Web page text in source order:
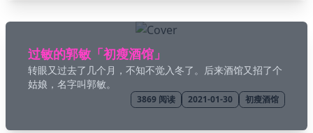
💼 Business
💊 Acid
过敏的郭敏「初瘦酒馆」
转眼又过去了几个月，不知不觉入冬了。后来酒馆又招了个
姑娘，名字叫郭敏。
3869 阅读 2021-01-30 初瘦酒馆